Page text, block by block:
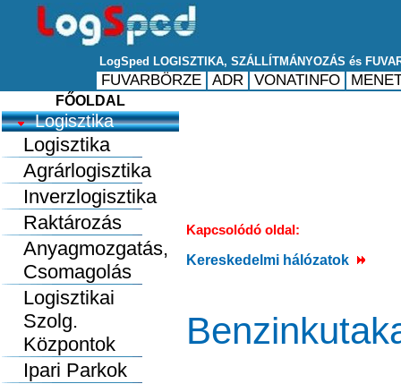
FŐOLDAL
Logisztika
Logisztika
Agrárlogisztika
Inverzlogisztika
Raktározás
Anyagmozgatás,
Csomagolás
Logisztikai
Szolg.
Központok
Ipari Parkok
Kapcsolódó oldal:
Kereskedelmi hálózatok